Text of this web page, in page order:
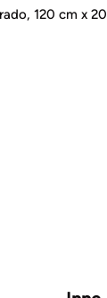
120 cm x 20